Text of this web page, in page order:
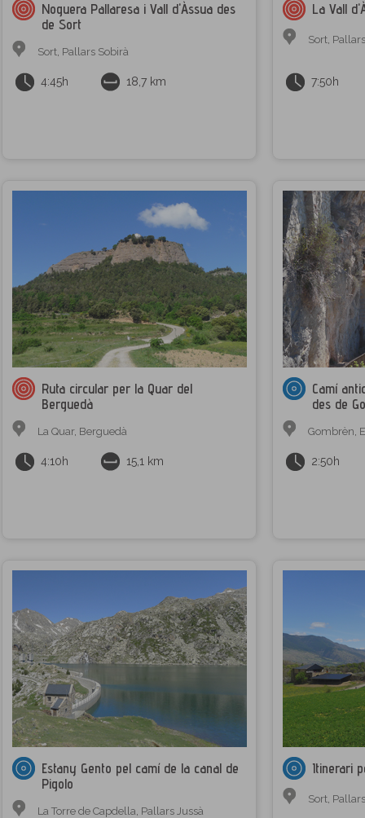
Noguera Pallaresa i Vall d'Àssua des
de Sort
Sort, Pallars Sobirà
4:45h 18,7 km
La Vall
Sort,
7:50h
Ruta circular per la Quar del
Berguedà
La Quar, Berguedà
4:10h 15,1 km
Camí
des de
Gombrèn,
2:50h
Estany Gento pel camí de la canal de
Pigolo
La Torre de Capdella, Pallars Jussà
Itinerari
Sort,